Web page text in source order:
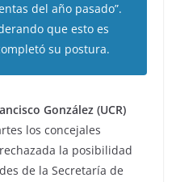
del año pasado”.
que esto es
su postura.
González (UCR)
los concejales
la posibilidad
de la Secretaría de